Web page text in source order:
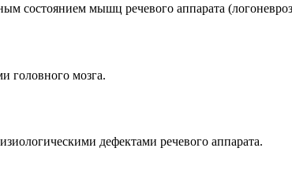
состоянием мышц речевого аппарата
головного мозга.
дефектами речевого аппарата.